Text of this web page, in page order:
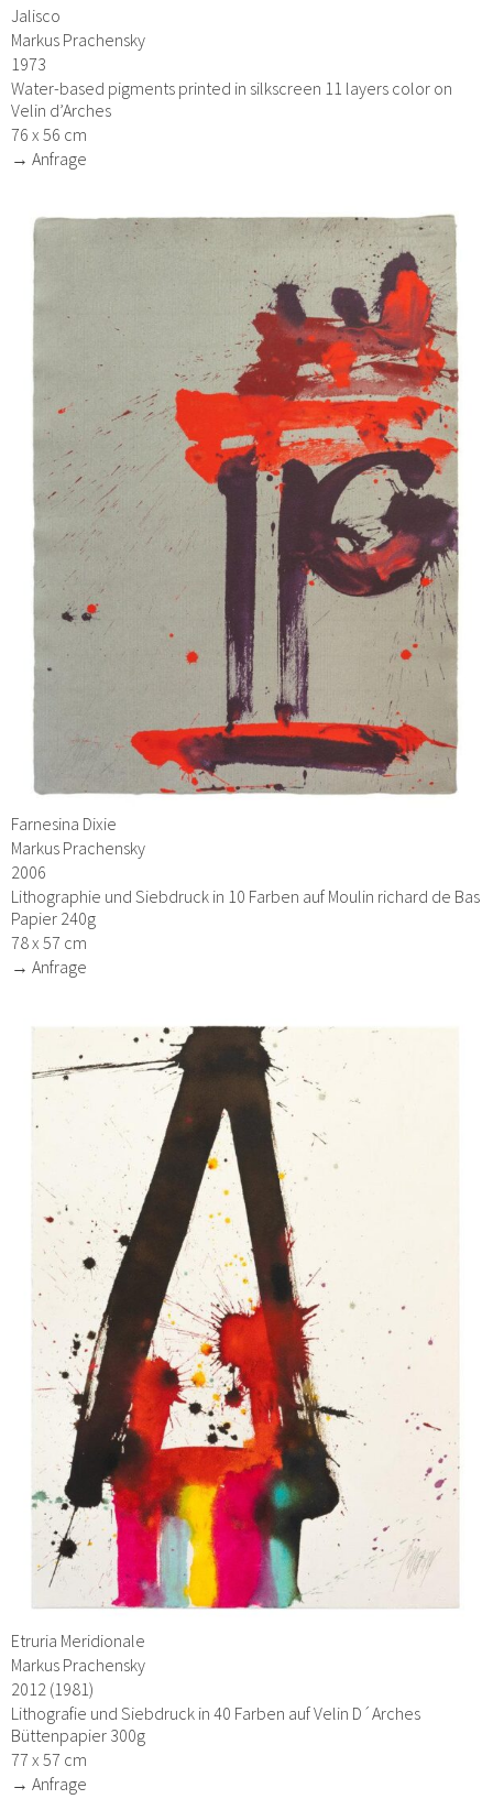
Jalisco
Markus Prachensky
1973
Water-based pigments printed in silkscreen 11 layers color on
Velin d’Arches
76 x 56 cm
→ Anfrage
Farnesina Dixie
Markus Prachensky
2006
Lithographie und Siebdruck in 10 Farben auf Moulin richard de Bas
Papier 240g
78 x 57 cm
→ Anfrage
Etruria Meridionale
Markus Prachensky
2012 (1981)
Lithografie und Siebdruck in 40 Farben auf Velin D´Arches
Büttenpapier 300g
77 x 57 cm
→ Anfrage